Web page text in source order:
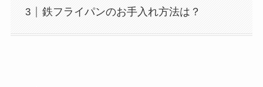
鉄フライパンのお手入れ方法は？